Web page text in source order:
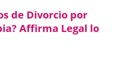
de Divorcio por
Affirma Legal lo